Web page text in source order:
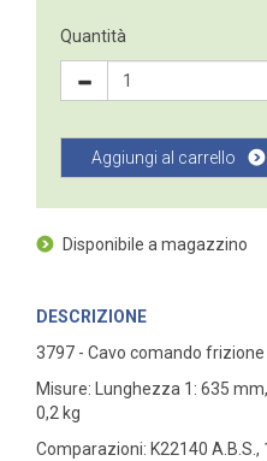
Quantità
Aggiungi al carrello
Disponibile a magazzino
DESCRIZIONE
3797 - Cavo comando frizione
Misure: Lunghezza 1: 635
0,2 kg
Comparazioni: K22140 A.B.S.,